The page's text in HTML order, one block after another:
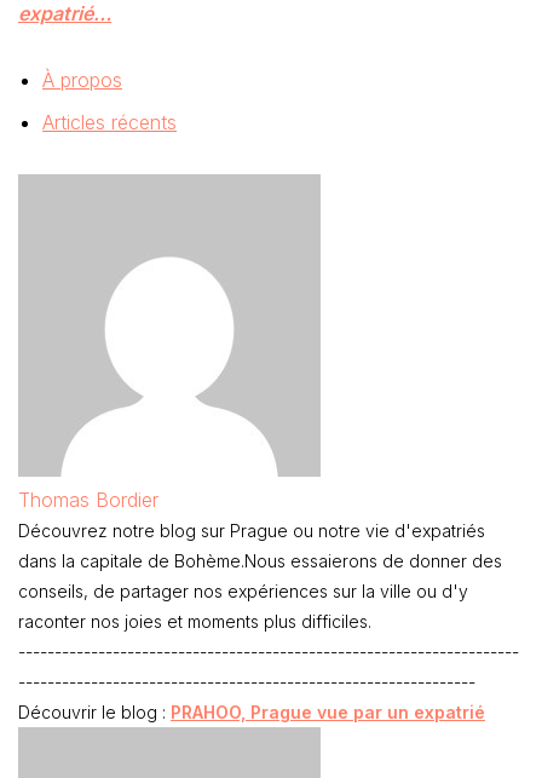
expatrié…
À propos
Articles récents
Thomas Bordier
Découvrez notre blog sur Prague ou notre vie d'expatriés
dans la capitale de Bohème.Nous essaierons de donner des
conseils, de partager nos expériences sur la ville ou d'y
raconter nos joies et moments plus difficiles.
---------------------------------------------------------------------
---------------------------------------------------------------
Découvrir le blog : PRAHOO, Prague vue par un expatrié